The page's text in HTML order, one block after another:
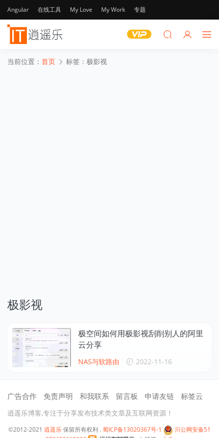
Angular 在线工具 My Love My Work 专题
当前位置： 首页 标签：极影视
极影视
极空间如何用极影视刮削别人的阿里
云分享
NAS与软路由 2022-11-16
广告合作 免责声明 和我联系 留言板 申请友链 标签云
逍遥乐博客,专注于分享发布技术类文章及互联网资源！
©2012-2021 逍遥乐保留所有权利 . 蜀ICP备13020367号-1
川公网安备51